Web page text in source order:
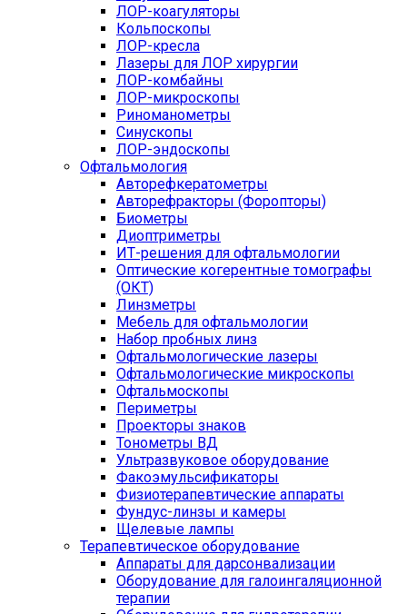
ЛОР-коагуляторы
Кольпоскопы
ЛОР-кресла
Лазеры для ЛОР хирургии
ЛОР-комбайны
ЛОР-микроскопы
Риноманометры
Синускопы
ЛОР-эндоскопы
Офтальмология
Авторефкератометры
Авторефракторы (Форопторы)
Биометры
Диоптриметры
ИТ-решения для офтальмологии
Оптические когерентные томографы
(ОКТ)
Линзметры
Мебель для офтальмологии
Набор пробных линз
Офтальмологические лазеры
Офтальмологические микроскопы
Офтальмоскопы
Периметры
Проекторы знаков
Тонометры ВД
Ультразвуковое оборудование
Факоэмульсификаторы
Физиотерапевтические аппараты
Фундус-линзы и камеры
Щелевые лампы
Терапевтическое оборудование
Аппараты для дарсонвализации
Оборудование для галоингаляционной
терапии